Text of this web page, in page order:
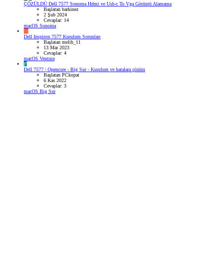
ÇÖZÜLDÜ Dell 7577 Sonoma Hdmi ve Usb-c To Vga Görüntü Alamama
Başlatan barkinez
2 Şub 2024
Cevaplar: 14
macOS Sonoma
M
Dell Inspiron 7577 Kurulum Sorunları
Başlatan melih_11
13 Mar 2023
Cevaplar: 4
macOS Ventura
P
Dell 7577 | Opencore - Big Sur - Kurulum ve hatalara çözüm
Başlatan PCkopat
6 Kas 2022
Cevaplar: 3
macOS Big Sur